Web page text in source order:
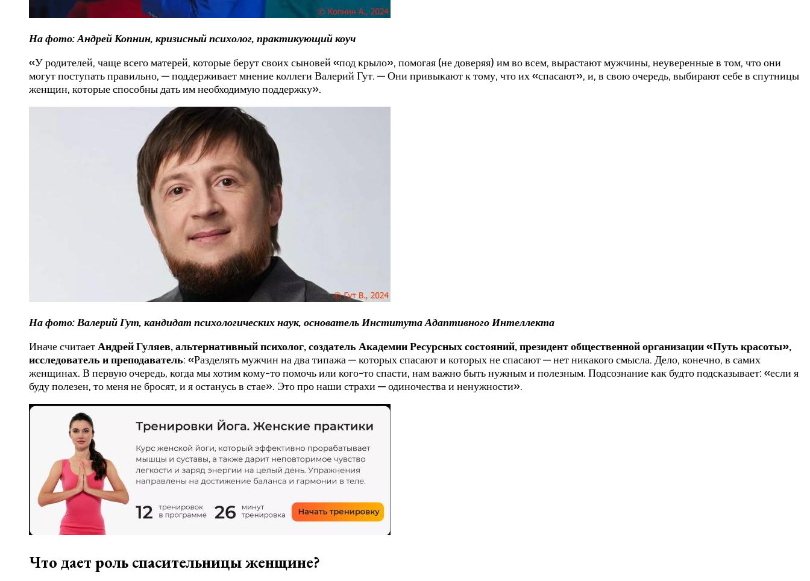
На фото: Андрей Копнин, кризисный психолог, практикующий коуч
«У родителей, чаще всего матерей, которые берут своих сыновей «под крыло», помогая (не доверяя) им во всем, вырастают мужчины, неуверенные в том, что они
могут поступать правильно, — поддерживает мнение коллеги Валерий Гут. — Они привыкают к тому, что их «спасают», и, в свою очередь, выбирают себе в спутницы
женщин, которые способны дать им необходимую поддержку».
На фото: Валерий Гут, кандидат психологических наук, основатель Института Адаптивного Интеллекта
Иначе считаетАндрей Гуляев, альтернативный психолог, создатель Академии Ресурсных состояний, президент общественной организации «Путь красоты»,
исследователь и преподаватель: «Разделять мужчин на два типажа — которых спасают и которых не спасают — нет никакого смысла. Дело, конечно, в самих
женщинах. В первую очередь, когда мы хотим кому-то помочь или кого-то спасти, нам важно быть нужным и полезным. Подсознание как будто подсказывает: «если я
буду полезен, то меня не бросят, и я останусь в стае». Это про наши страхи — одиночества и ненужности».
Что дает роль спасительницы женщине?